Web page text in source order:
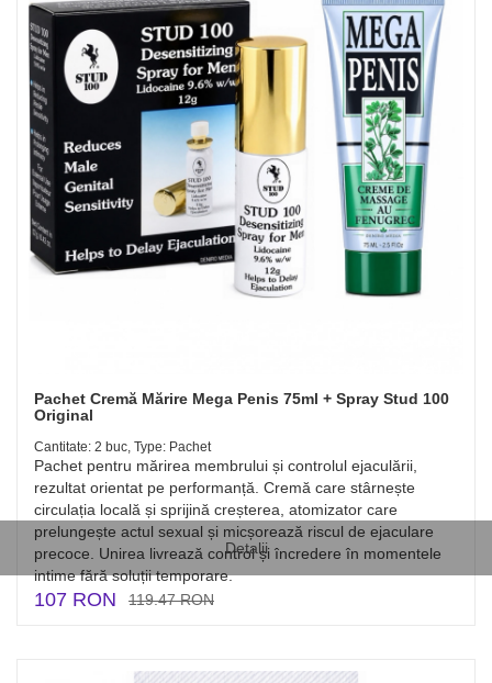
Detalii
Pachet Cremă Mărire Mega Penis 75ml + Spray Stud 100
Original
Cantitate: 2 buc, Type: Pachet
Pachet pentru mărirea membrului și controlul ejaculării,
rezultat orientat pe performanță. Cremă care stârnește
circulația locală și sprijină creșterea, atomizator care
prelungește actul sexual și micșorează riscul de ejaculare
precoce. Unirea livrează control și încredere în momentele
intime fără soluții temporare.
107 RON 119.47 RON